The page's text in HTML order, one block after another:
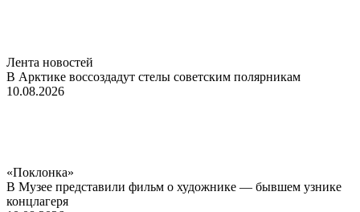
Лента новостей
В Арктике воссоздадут стелы советским полярникам
10.08.2026
«Поклонка»
В Музее представили фильм о художнике — бывшем узнике
концлагеря